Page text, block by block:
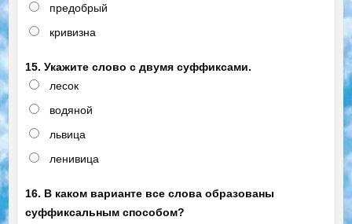
предобрый
кривизна
15. Укажите слово с двумя суффиксами.
лесок
водяной
львица
ленивица
16. В каком варианте все слова образованы
суффиксальным способом?